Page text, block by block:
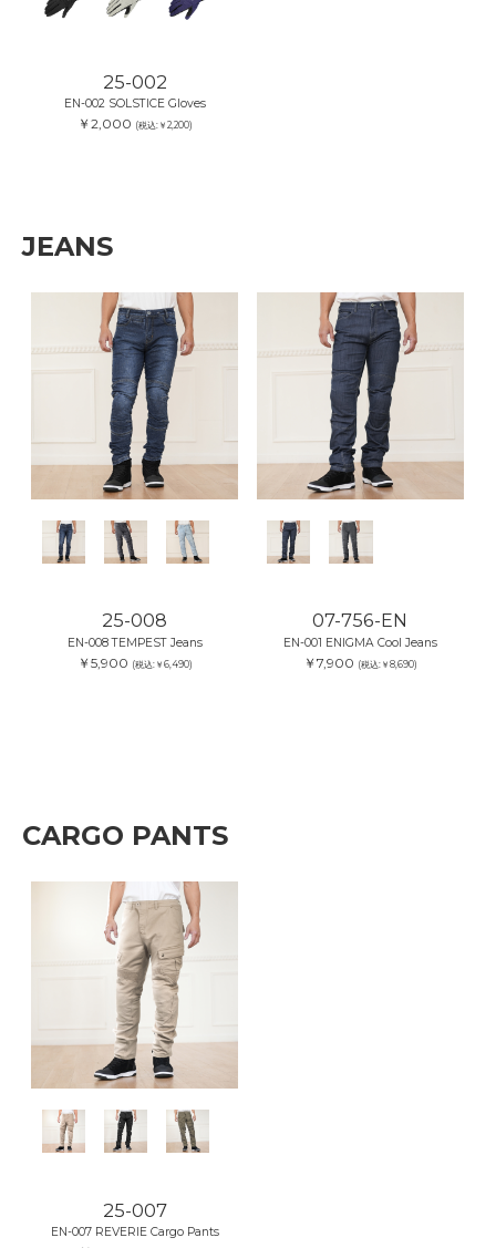
25-002
EN-002 SOLSTICE Gloves
￥2,000 (税込:￥2,200)
JEANS
25-008
EN-008 TEMPEST Jeans
￥5,900 (税込:￥6,490)
07-756-EN
EN-001 ENIGMA Cool Jeans
￥7,900 (税込:￥8,690)
CARGO PANTS
25-007
EN-007 REVERIE Cargo Pants